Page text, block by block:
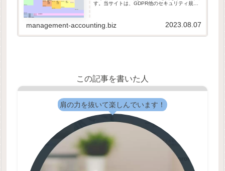
す。当サイトは、GDPR他のセキュリティ規則
management-accounting.biz 2023.08.07
この記事を書いた人
肩の力を抜いて楽しんでいます！